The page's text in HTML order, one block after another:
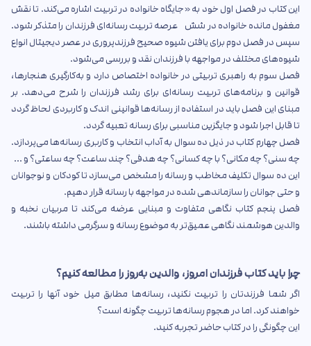
این کتاب در فصل اول خود به «جایگاه خانواده در تربیت اشاره می‌کند. تا نقش
مغفول مانده خانواده در شش عرصه تربیت رسانه‌ای فرزندان را متذکر شود.
سپس در فصل دوم برای یافتن شیوه صحیح فرزندپروری در عصر دیجیتال انواع
شیوه‌های مختلف در مواجهه با فرزندان نقد و بررسی می‌شود.
فصل سوم به راهبری تربیتی در خانواده اختصاص دارد و به‌کارگیری هنجارها،
قوانین و برنامه‌های تربیت رسانه‌ای برای رشد فرزندان را شرح می‌دهد. بر
مبنای این فصل باید در استفاده از رسانه‌ها قوانینی اندک و کاربردی لحاظ گردد
تا قابل اجرا شود و جایگزین مناسبی برای رسانه تعبیه گردد.
فصل چهارم کتاب در ذیل ده سوال به آداب انتخاب و کاربری رسانه‌ها می‌پردازد.
چه سنی؟ چه مکانی؟ با چه کسانی؟ چه هدفی؟ چند ساعت؟ چه ساعتی؟ و ...
این ده سوال تکلیف مخاطب و رسانه را مشخص می‌سازد تا کودکان و نوجوانان
و حتی جوانان را سازماندهی شده در مواجهه با رسانه قرار دهیم.
فصل پنجم کتاب نگاهی متفاوت و مبنایی عرضه می‌کند تا مربیان نخبه و
والدین هوشمند نگاهی عمیق‌تر به موضوع رسانه و سرگرمی داشته باشند.
چرا باید کتاب فرزندان امروز، والدین به‌روز را مطالعه کنیم؟
اگر شما فرزندتان را تربیت نکنید، رسانه‌ها مطابق میل خود آنها را تربیت
خواهند کرد. اما در هجوم رسانه‌ها تربیت چگونه است؟
این چگونگی را در کتاب حاضر تجربه کنید.